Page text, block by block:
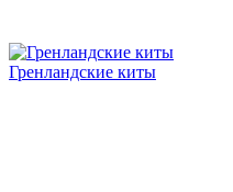
Гренландские киты